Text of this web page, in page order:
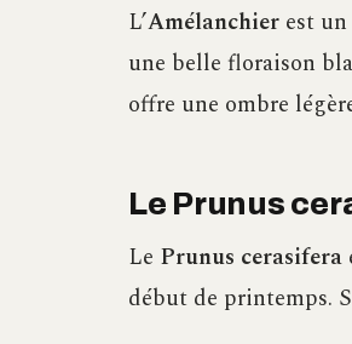
L’Amélanchier est
une belle floraison
offre une ombre
Le Prunus
Le Prunus cerasifera
début de printemps.